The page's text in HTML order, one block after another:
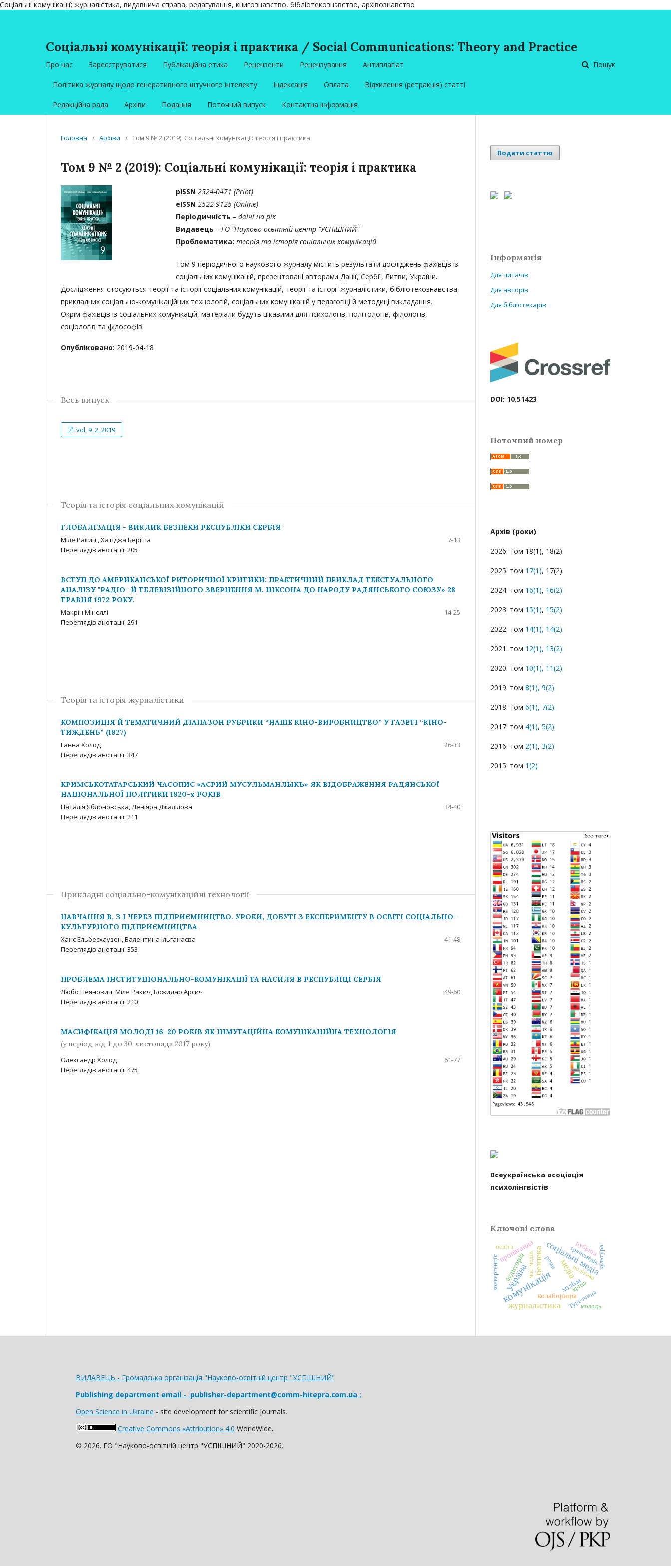
Соціальні комунікації; журналістика, видавнича справа, редагування, книгознавство, бібліотекознавство, архівознавство
Соціальні комунікації: теорія і практика / Social Communications: Theory and Practice
Про нас Зареєструватися Публікаційна етика Рецензенти Рецензування Антиплагіат
Політика журналу щодо генеративного штучного інтелекту Індексація Оплата Відхилення (ретракція) статті
Редакційна рада Архіви Подання Поточний випуск Контактна інформація
Пошук
Головна / Архіви / Том 9 № 2 (2019): Соціальні комунікації: теорія і практика
Том 9 № 2 (2019): Соціальні комунікації: теорія і практика
рISSN 2524-0471 (Print)
eISSN 2522-9125 (Online)
Періодичність – двічі на рік
Видавець – ГО “Науково-освітній центр “УСПІШНИЙ”
Проблематика: теорія та історія соціальних комунікацій
Том 9 періодичного наукового журналу містить результати досліджень фахівців із
соціальних комунікацій, презентовані авторами Данії, Сербії, Литви, України.
Дослідження стосуються теорії та історії соціальних комунікацій, теорії та історії журналістики, бібліотекознавства,
прикладних соціально-комунікаційних технологій, соціальних комунікацій у педагогіці й методиці викладання.
Окрім фахівців із соціальних комунікацій, матеріали будуть цікавими для психологів, політологів, філологів,
соціологів та філософів.
Опубліковано: 2019-04-18
Весь випуск
vol_9_2_2019
Теорія та історія соціальних комунікацій
ГЛОБАЛІЗАЦІЯ - ВИКЛИК БЕЗПЕКИ РЕСПУБЛІКИ СЕРБІЯ
Міле Ракич , Хатіджа Беріша
7-13
Переглядів анотації: 205
ВСТУП ДО АМЕРИКАНСЬКОЇ РИТОРИЧНОЇ КРИТИКИ: ПРАКТИЧНИЙ ПРИКЛАД ТЕКСТУАЛЬНОГО
АНАЛІЗУ "РАДІО- Й ТЕЛЕВІЗІЙНОГО ЗВЕРНЕННЯ М. НІКСОНА ДО НАРОДУ РАДЯНСЬКОГО СОЮЗУ» 28
ТРАВНЯ 1972 РОКУ.
Макрін Мінеллі
14-25
Переглядів анотації: 291
Теорія та історія журналістики
КОМПОЗИЦІЯ Й ТЕМАТИЧНИЙ ДІАПАЗОН РУБРИКИ “НАШЕ КІНО-ВИРОБНИЦТВО” У ГАЗЕТІ “КІНО-
ТИЖДЕНЬ” (1927)
Ганна Холод
26-33
Переглядів анотації: 347
КРИМСЬКОТАТАРСЬКИЙ ЧАСОПИС «АСРИЙ МУСУЛЬМАНЛЫКЪ» ЯК ВІДОБРАЖЕННЯ РАДЯНСЬКОЇ
НАЦІОНАЛЬНОЇ ПОЛІТИКИ 1920-х РОКІВ
Наталія Яблоновська, Леніяра Джалілова
34-40
Переглядів анотації: 211
Прикладні соціально-комунікаційні технології
НАВЧАННЯ В, З І ЧЕРЕЗ ПІДПРИЄМНИЦТВО. УРОКИ, ДОБУТІ З ЕКСПЕРИМЕНТУ В ОСВІТІ СОЦІАЛЬНО-
КУЛЬТУРНОГО ПІДПРИЄМНИЦТВА
Ханс Ельбесхаузен, Валентина Ільганаєва
41-48
Переглядів анотації: 353
ПРОБЛЕМА ІНСТИТУЦІОНАЛЬНО-КОМУНІКАЦІЇ ТА НАСИЛЯ В РЕСПУБЛІЦІ СЕРБІЯ
Любо Пеянович, Міле Ракич, Божидар Арсич
49-60
Переглядів анотації: 210
МАСИФІКАЦІЯ МОЛОДІ 16–20 РОКІВ ЯК ІНМУТАЦІЙНА КОМУНІКАЦІЙНА ТЕХНОЛОГІЯ
(у період від 1 до 30 листопада 2017 року)
Олександр Холод
61-77
Переглядів анотації: 475
Подати статтю
Інформація
Для читачів
Для авторів
Для бібліотекарів
DOI: 10.51423
Поточний номер
Архів (роки)
2026: том 18(1), 18(2)
2025: том 17(1), 17(2)
2024: том 16(1), 16(2)
2023: том 15(1), 15(2)
2022: том 14(1), 14(2)
2021: том 12(1), 13(2)
2020: том 10(1), 11(2)
2019: том 8(1), 9(2)
2018: том 6(1), 7(2)
2017: том 4(1), 5(2)
2016: том 2(1), 3(2)
2015: том 1(2)
Всеукраїнська асоціація
психолінгвістів
Ключові слова
комунікація
Україна медіа
соціальні медіа
безпека
журналістика
холізм
аудиторія
колаборація
пропаганда трансмедіа
конвергенція
Туреччина
культура
політика
рубрика
молодь
роми
освіта
криза
мас-медіа
ВИДАВЕЦЬ - Громадська організація "Науково-освітній центр "УСПІШНИЙ"
Publishing department email - publisher-department@comm-hitepra.com.ua ;
Open Science in Ukraine - site development for scientific journals.
Creative Commons «Attribution» 4.0 WorldWide.
© 2026. ГО "Науково-освітній центр "УСПІШНИЙ" 2020-2026.